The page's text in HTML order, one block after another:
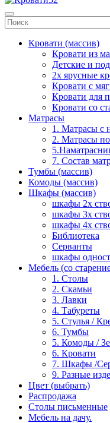
Кровати (массив)
Кровати из
Детские и
2х ярусные
Кровати с
Кровати для
Кровати со
Матрасы
1. Матрасы с
2. Матрасы
7. Состав
Тумбы (массив)
Комоды (массив)
Шкафы (массив)
шкафы 2х
шкафы 3х
шкафы 4х
Библиотека
Серванты
шкафы
Мебель (со
1. Столы
2. Скамьи
3. Лавки
4. Табуреты
5. Стулья /
6. Тумбы
5. Комоды /
6. Кровати
7. Шкафы /
9. Разные
Цвет (выбрать)
Распродажа
Столы письменные
Мебель на дачу.